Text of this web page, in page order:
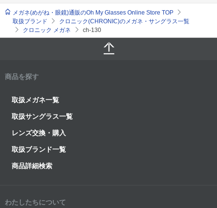
メガネ(めがね・眼鏡)通販のOh My Glasses Online Store TOP
取扱ブランド
クロニック(CHRONIC)のメガネ・サングラス一覧
クロニック メガネ
ch-130
商品を探す
取扱メガネ一覧
取扱サングラス一覧
レンズ交換・購入
取扱ブランド一覧
商品詳細検索
わたしたちについて